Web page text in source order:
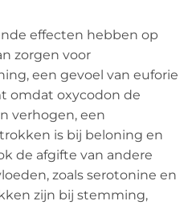
effecten hebben op
zorgen voor
een gevoel van euforie
omdat oxycodon de
verhogen, een
is bij beloning en
de afgifte van andere
zoals serotonine en
zijn bij stemming,